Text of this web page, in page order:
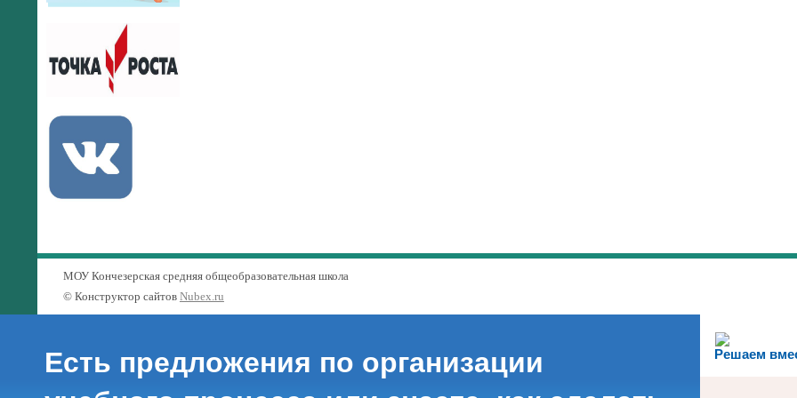
МОУ Кончезерская средняя общеобразовательная школа
© Конструктор сайтов Nubex.ru
Решаем
Есть предложения по организации